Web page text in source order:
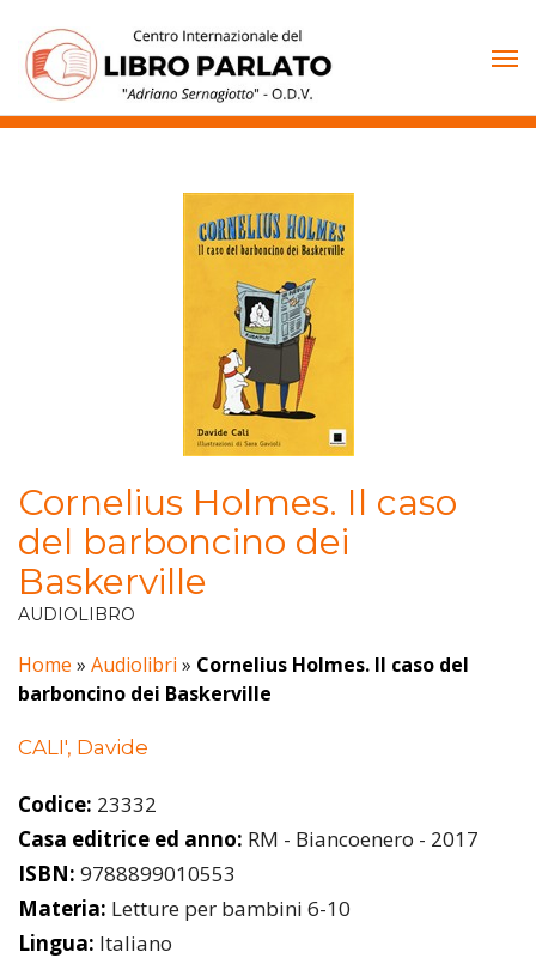
contenuto
Cornelius Holmes. Il caso
del barboncino dei
Baskerville
AUDIOLIBRO
Home » Audiolibri » Cornelius Holmes. Il caso del
barboncino dei Baskerville
CALI', Davide
Codice: 23332
Casa editrice ed anno: RM - Biancoenero - 2017
ISBN: 9788899010553
Materia: Letture per bambini 6-10
Lingua: Italiano